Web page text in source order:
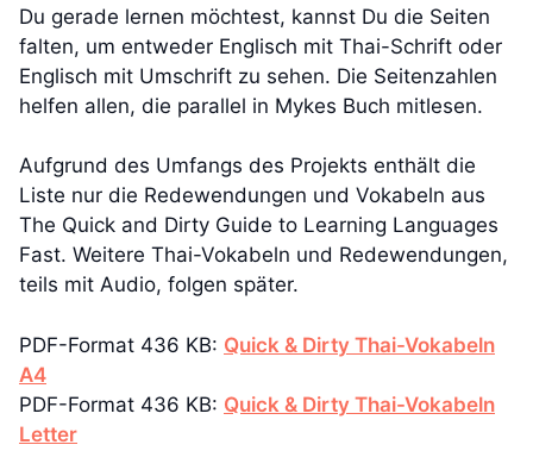
Du gerade lernen möchtest, kannst Du die Seiten
falten, um entweder Englisch mit Thai-Schrift oder
Englisch mit Umschrift zu sehen. Die Seitenzahlen
helfen allen, die parallel in Mykes Buch mitlesen.
Aufgrund des Umfangs des Projekts enthält die
Liste nur die Redewendungen und Vokabeln aus
The Quick and Dirty Guide to Learning Languages
Fast. Weitere Thai-Vokabeln und Redewendungen,
teils mit Audio, folgen später.
PDF-Format 436 KB: Quick & Dirty Thai-Vokabeln
A4
PDF-Format 436 KB: Quick & Dirty Thai-Vokabeln
Letter